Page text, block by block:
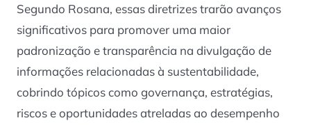
Segundo Rosana, essas diretrizes trarão avanços
significativos para promover uma maior
padronização e transparência na divulgação de
informações relacionadas à sustentabilidade,
cobrindo tópicos como governança, estratégias,
riscos e oportunidades atreladas ao desempenho